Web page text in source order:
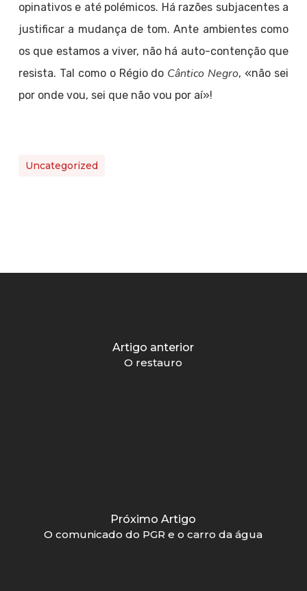
opinativos e até polémicos. Há razões subjacentes a
justificar a mudança de tom. Ante ambientes como
os que estamos a viver, não há auto-contenção que
resista. Tal como o Régio do Cântico Negro, «não sei
por onde vou, sei que não vou por aí»!
Uncategorized
Artigo anterior
O restauro
Próximo Artigo
O comunicado do PGR e o carro da água